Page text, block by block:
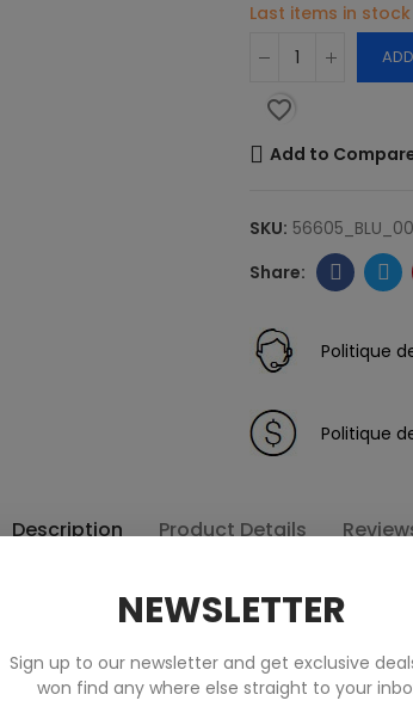
Last items in stock
favorite_border
Add to
SKU:
Politique
Politique
Description Product Details
Produits dans la même
NEWSLETTER
Sign up to our newsletter and get exclusive
won find any where else straight to your